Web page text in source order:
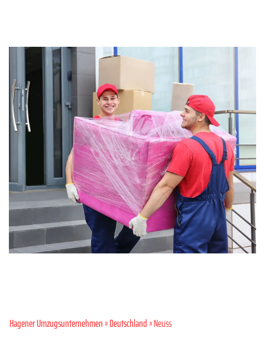
Hagener Umzugsunternehmen»Deutschland» Neuss